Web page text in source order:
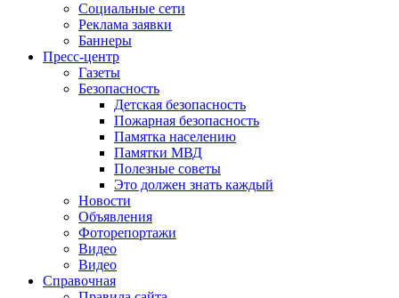
Социальные сети
Реклама заявки
Баннеры
Пресс-центр
Газеты
Безопасность
Детская безопасность
Пожарная безопасность
Памятка населению
Памятки МВД
Полезные советы
Это должен знать каждый
Новости
Объявления
Фоторепортажи
Видео
Видео
Справочная